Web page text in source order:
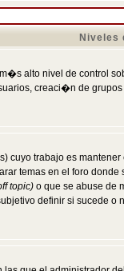
Niveles
alto nivel de control
creaci�n de
cuyo trabajo es
temas en el foro
topic) o que se abuse de
definir si sucede